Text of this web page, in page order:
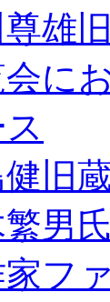
尊雄
会に
旧
男
家フ